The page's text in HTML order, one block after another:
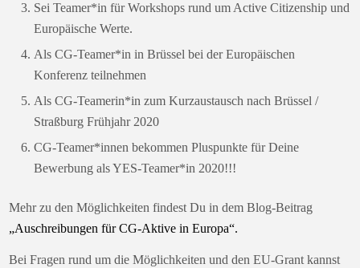
Sei Teamer*in für Workshops rund um Active Citizenship und
Europäische Werte.
Als CG-Teamer*in in Brüssel bei der Europäischen
Konferenz teilnehmen
Als CG-Teamerin*in zum Kurzaustausch nach Brüssel /
Straßburg Frühjahr 2020
CG-Teamer*innen bekommen Pluspunkte für Deine
Bewerbung als YES-Teamer*in 2020!!!
Mehr zu den Möglichkeiten findest Du in dem Blog-Beitrag
„Auschreibungen für CG-Aktive in Europa“.
Bei Fragen rund um die Möglichkeiten und den EU-Grant kannst